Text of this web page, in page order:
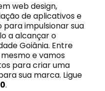
web design,
de aplicativos e
para impulsionar sua
a alcançar o
Goiânia. Entre
e vamos
para criar uma
sua marca. Ligue
.